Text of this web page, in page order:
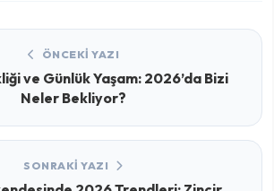
ÖNCEKI YAZI
ve Günlük Yaşam: 2026’da Bizi
Neler Bekliyor?
SONRAKI YAZI